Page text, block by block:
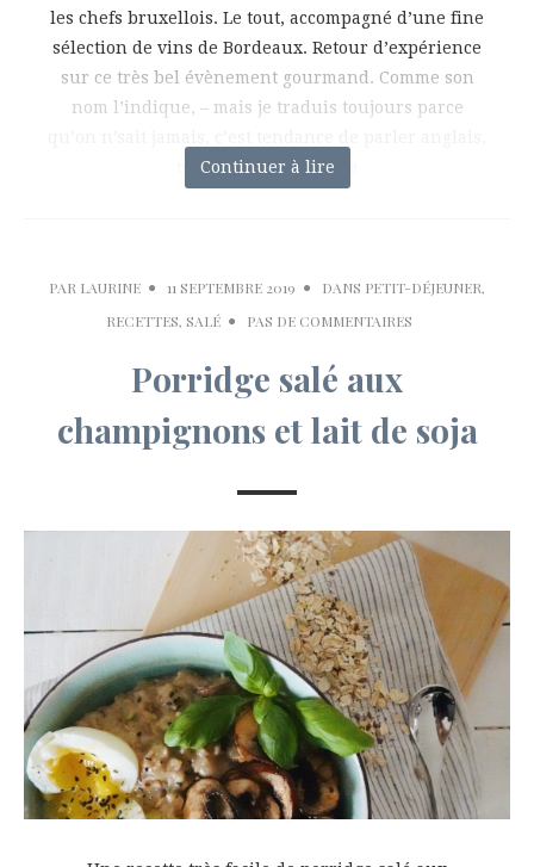
les chefs bruxellois. Le tout, accompagné d’une fine
sélection de vins de Bordeaux. Retour d’expérience
sur ce très bel évènement gourmand. Comme son
nom l’indique, – mais je traduis toujours parce
mais c’est pas pour ça
Continuer à lire
PAR LAURINE 11 SEPTEMBRE 2019 DANS PETIT-DÉJEUNER,
RECETTES, SALÉ PAS DE COMMENTAIRES
Porridge salé aux
champignons et lait de soja